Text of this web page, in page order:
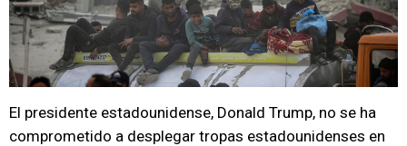
El presidente estadounidense, Donald Trump, no se ha
comprometido a desplegar tropas estadounidenses en